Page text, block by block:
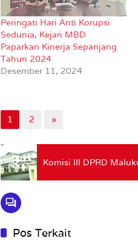
Peringati Hari Anti Korupsi
Sedunia, Kejari MBD
Paparkan Kinerja Sepanjang
Tahun 2024
Desember 11, 2024
1 2 »
Komisi III DPRD
Pos Terkait